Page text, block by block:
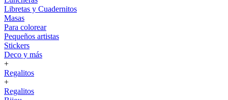
Libretas y Cuadernitos
Masas
Para colorear
Pequeños artistas
Stickers
Deco y más
+
Regalitos
+
Regalitos